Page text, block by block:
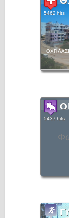
5462 hits
ΘΧΠ
5437 hits